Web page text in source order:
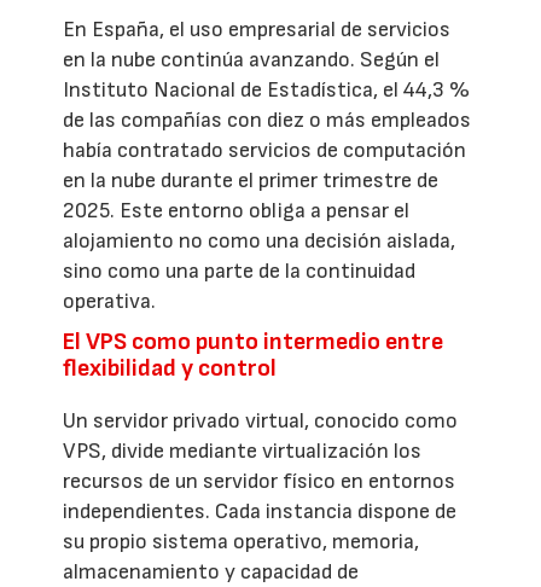
En España, el uso empresarial de servicios
en la nube continúa avanzando. Según el
Instituto Nacional de Estadística, el 44,3 %
de las compañías con diez o más empleados
había contratado servicios de computación
en la nube durante el primer trimestre de
2025. Este entorno obliga a pensar el
alojamiento no como una decisión aislada,
sino como una parte de la continuidad
operativa.
El VPS como punto intermedio entre
flexibilidad y control
Un servidor privado virtual, conocido como
VPS, divide mediante virtualización los
recursos de un servidor físico en entornos
independientes. Cada instancia dispone de
su propio sistema operativo, memoria,
almacenamiento y capacidad de